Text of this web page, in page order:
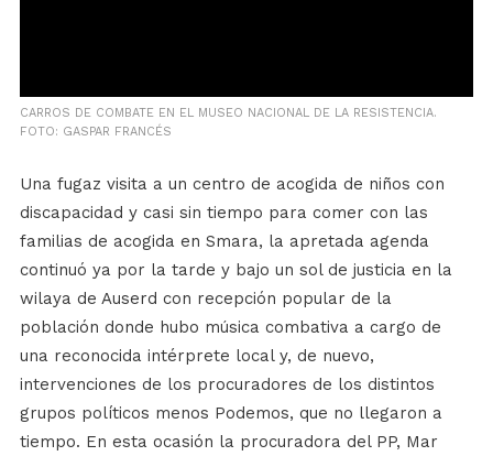
CARROS DE COMBATE EN EL MUSEO NACIONAL DE LA RESISTENCIA.
FOTO: GASPAR FRANCÉS
Una fugaz visita a un centro de acogida de niños con
discapacidad y casi sin tiempo para comer con las
familias de acogida en Smara, la apretada agenda
continuó ya por la tarde y bajo un sol de justicia en la
wilaya de Auserd con recepción popular de la
población donde hubo música combativa a cargo de
una reconocida intérprete local y, de nuevo,
intervenciones de los procuradores de los distintos
grupos políticos menos Podemos, que no llegaron a
tiempo. En esta ocasión la procuradora del PP, Mar